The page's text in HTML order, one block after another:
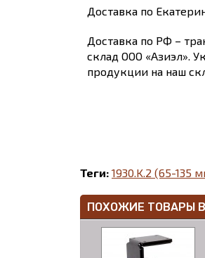
Доставка по
Доставка по РФ –
склад ООО «Азиэл».
продукции на наш
Теги: 1930.K.2 (65-135
ПОХОЖИЕ ТОВАРЫ